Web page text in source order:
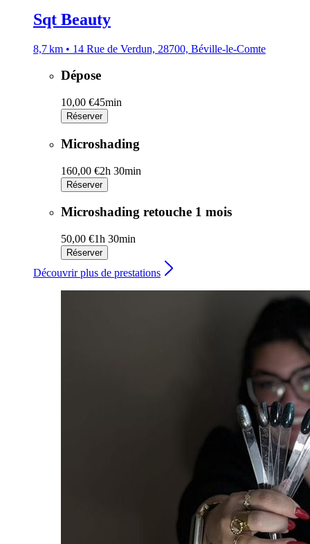
Sqt Beauty
8,7 km • 14 Rue de Verdun, 28700, Béville-le-Comte
Dépose
10,00 €45min
Réserver
Microshading
160,00 €2h 30min
Réserver
Microshading retouche 1 mois
50,00 €1h 30min
Réserver
Découvrir plus de prestations